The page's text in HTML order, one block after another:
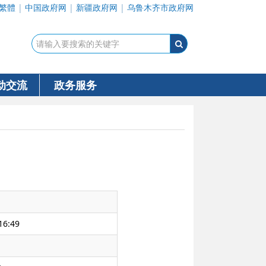
體 | 中国政府网 | 新疆政府网 | 乌鲁木齐市政府网
交流 政务服务